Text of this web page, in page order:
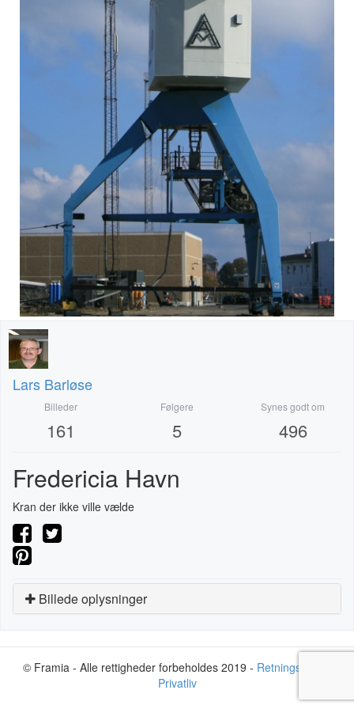
Lars Barløse
Billeder
161
Følgere
5
Synes godt om
496
Fredericia Havn
Kran der ikke ville vælde
Billede oplysninger
© Framia - Alle rettigheder forbeholdes 2019 - Retningslinjer
Privatliv